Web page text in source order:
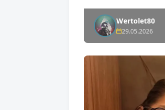
Wertolet80
29.05.2026